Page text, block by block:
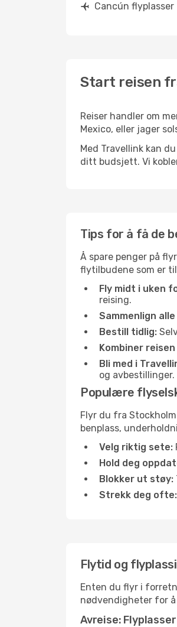
Cancún flyplasser
Start reisen
Reiser handler om
Mexico, eller jager
Med Travellink kan
ditt budsjett. Vi
Tips for å få de
Å spare penger på
flytilbudene som er
Fly midt i uken
reising.
Sammenlign
Bestill tidlig:
Kombiner reisen
Bli med i
og avbestillinger.
Populære
Flyr du fra
benplass,
Velg riktig sete:
Hold deg
Blokker ut støy:
Strekk deg ofte:
Flytid og
Enten du flyr i
nødvendigheter for
Avreise: